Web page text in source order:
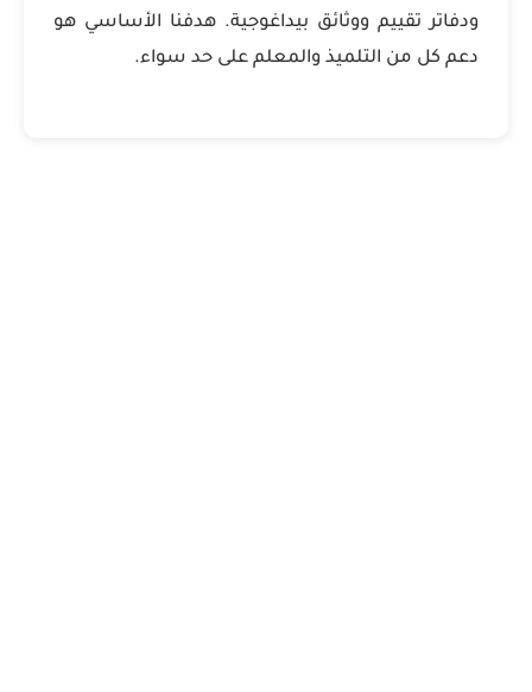
ودفاتر تقييم ووثائق بيداغوجية. هدفنا الأساسي هو
دعم كل من التلميذ والمعلم على حد سواء.